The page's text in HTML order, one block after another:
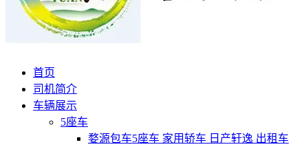
首页
司机简介
车辆展示
5座车
婺源包车5座车 家用轿车 日产轩逸 出租车